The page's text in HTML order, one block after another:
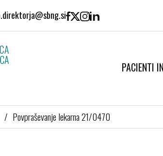
PACIENTI
/ Povpraševanje lekarna 21/0470